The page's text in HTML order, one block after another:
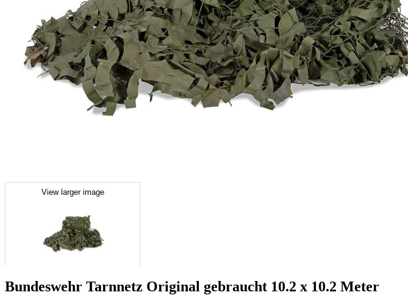
View larger image
Bundeswehr Tarnnetz Original gebraucht 10.2 x 10.2 Meter